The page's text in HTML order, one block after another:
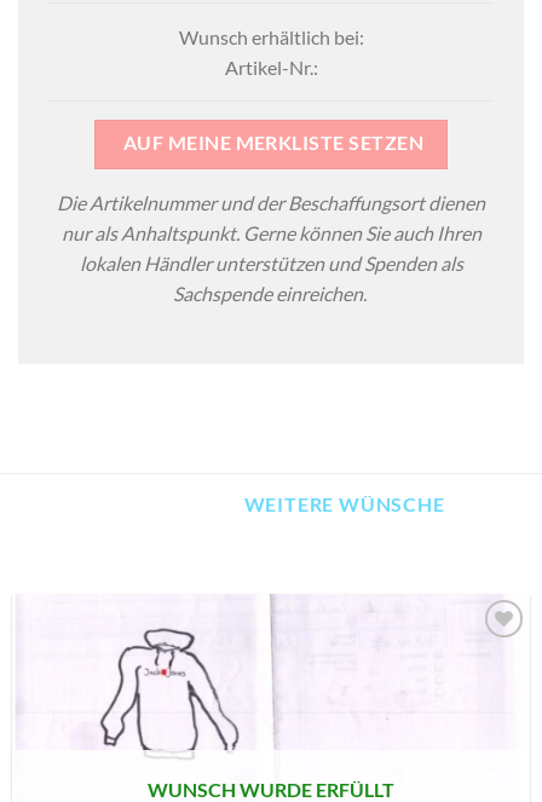
Wunsch erhältlich bei:
Artikel-Nr.:
AUF MEINE MERKLISTE SETZEN
Die Artikelnummer und der Beschaffungsort dienen
nur als Anhaltspunkt. Gerne können Sie auch Ihren
lokalen Händler unterstützen und Spenden als
Sachspende einreichen.
WEITERE WÜNSCHE
WUNSCH WURDE ERFÜLLT